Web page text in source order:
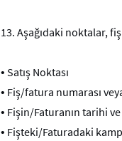
13. Aşağıdaki noktalar,
• Satış Noktası
• Fiş/fatura numarası
• Fişin/Faturanın tarihi
• Fişteki/Faturadaki